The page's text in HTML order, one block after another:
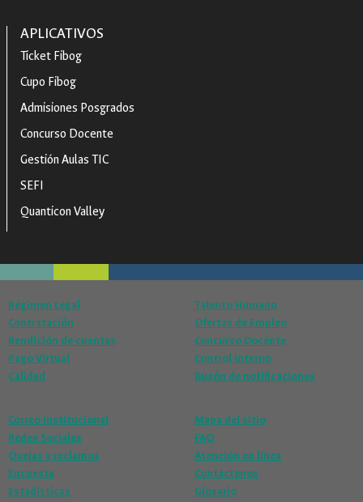
APLICATIVOS
Ticket Fibog
Cupo Fibog
Admisiones Posgrados
Concurso Docente
Gestión Aulas TIC
SEFI
Quanticon Valley
Régimen Legal
Contratación
Rendición de cuentas
Pago Virtual
Calidad
Talento Humano
Ofertas de Empleo
Concurso Docente
Control Interno
Buzón de notificaciones
Correo institucional
Redes Sociales
Quejas y reclamos
Encuesta
Estadísticas
Mapa del sitio
FAQ
Atención en línea
Contáctenos
Glosario